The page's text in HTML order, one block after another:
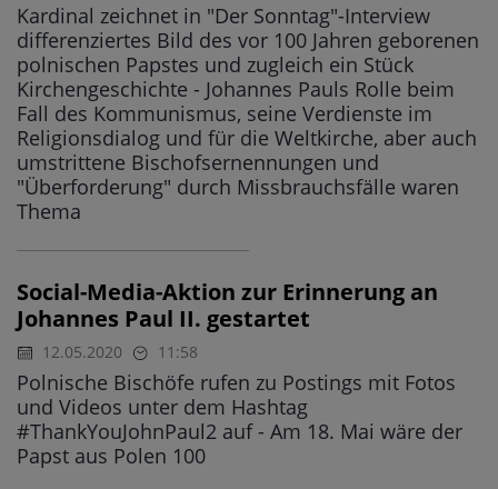
Kardinal zeichnet in "Der Sonntag"-Interview
differenziertes Bild des vor 100 Jahren geborenen
polnischen Papstes und zugleich ein Stück
Kirchengeschichte - Johannes Pauls Rolle beim
Fall des Kommunismus, seine Verdienste im
Religionsdialog und für die Weltkirche, aber auch
umstrittene Bischofsernennungen und
"Überforderung" durch Missbrauchsfälle waren
Thema
Social-Media-Aktion zur Erinnerung an
Johannes Paul II. gestartet
12.05.2020 11:58
Polnische Bischöfe rufen zu Postings mit Fotos
und Videos unter dem Hashtag
#ThankYouJohnPaul2 auf - Am 18. Mai wäre der
Papst aus Polen 100